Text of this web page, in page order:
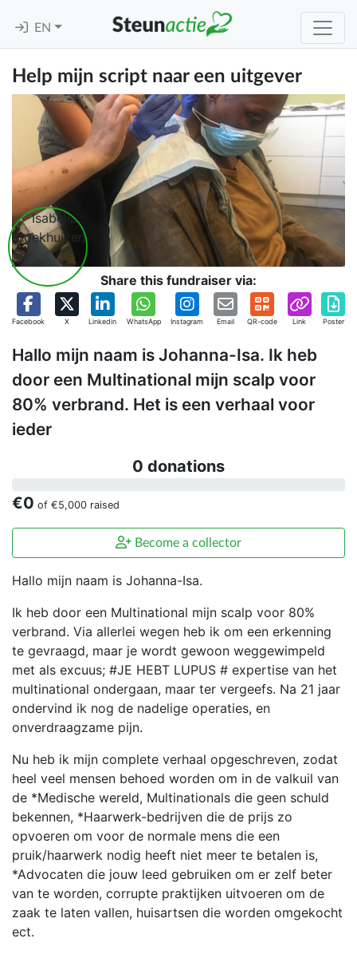
EN
Help mijn script naar een uitgever
Share this fundraiser via:
Facebook X Linkedin WhatsApp Instagram Email QR-code Link Poster
Hallo mijn naam is Johanna-Isa. Ik heb
door een Multinational mijn scalp voor
80% verbrand. Het is een verhaal voor
ieder
0 donations
€0 of €5,000 raised
Become a collector
Hallo mijn naam is Johanna-Isa.
Ik heb door een Multinational mijn scalp voor 80%
verbrand. Via allerlei wegen heb ik om een erkenning
te gevraagd, maar je wordt gewoon weggewimpeld
met als excuus; #JE HEBT LUPUS # expertise van het
multinational ondergaan, maar ter vergeefs. Na 21 jaar
ondervind ik nog de nadelige operaties, en
onverdraagzame pijn.
Nu heb ik mijn complete verhaal opgeschreven, zodat
heel veel mensen behoed worden om in de valkuil van
de *Medische wereld, Multinationals die geen schuld
bekennen, *Haarwerk-bedrijven die de prijs zo
opvoeren om voor de normale mens die een
pruik/haarwerk nodig heeft niet meer te betalen is,
*Advocaten die jouw leed gebruiken om er zelf beter
van te worden, corrupte praktijken uitvoeren om de
zaak te laten vallen, huisartsen die worden omgekocht
ect.